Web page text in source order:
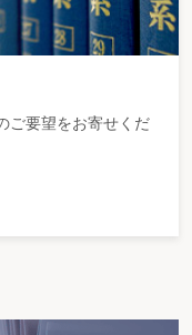
ご要望をお寄せくだ